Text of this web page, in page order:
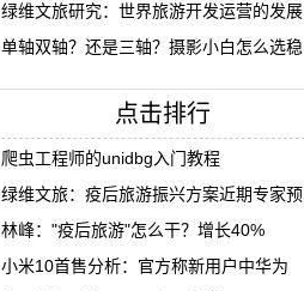
绿维文旅研究：世界旅游开发运营的发展
单轴双轴？还是三轴？摄影小白怎么选稳
点击排行
爬虫工程师的unidbg入门教程
绿维文旅：疫后旅游振兴方案近期专家预
林峰："疫后旅游"怎么干？增长40%
小米10首售分析：官方称新用户中华为